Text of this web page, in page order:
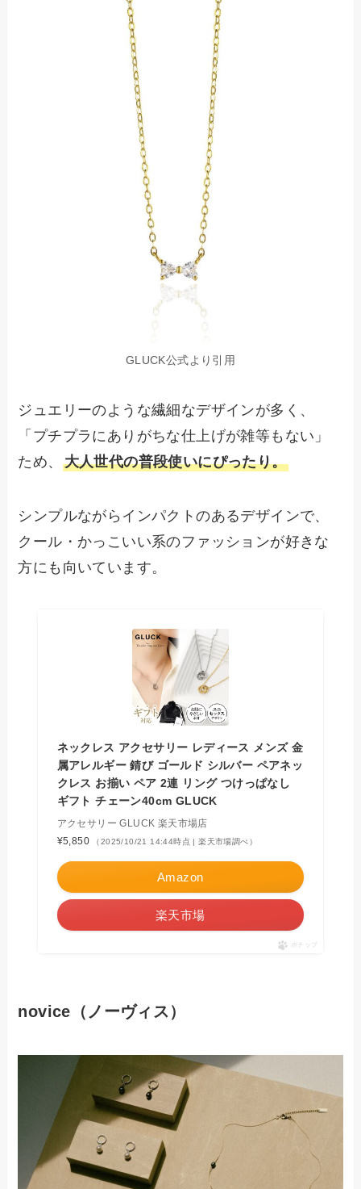
GLUCK公式より引用
ジュエリーのような繊細なデザインが多く、
「プチプラにありがちな仕上げが雑等もない」
ため、 大人世代の普段使いにぴったり。
シンプルながらインパクトのあるデザインで、
クール・かっこいい系のファッションが好きな
方にも向いています。
ネックレス アクセサリー レディース メンズ 金
属アレルギー 錆び ゴールド シルバー ペアネッ
クレス お揃い ペア 2連 リング つけっぱなし
ギフト チェーン40cm GLUCK
アクセサリー GLUCK 楽天市場店
¥5,850
（2025/10/21 14:44時点 | 楽天市場調べ）
Amazon
楽天市場
ポチップ
novice（ノーヴィス）